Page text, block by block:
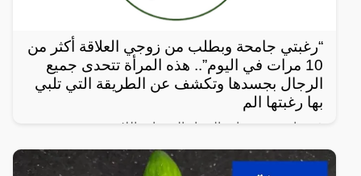
“رغبتي جامحة وبطلب من زوجي العلاقة أكثر من
10 مرات في اليوم”.. هذه المرأة تتحدى جميع
الرجال بجسدها وتكشف عن الطريقة التي تلبي
بها رغبتها الم
في واحدة من نوادر النساء العربيات اللاتي يعشن شهوة
مفرطة في الرغبة بالعلاقة الجنسية، سواءً ضمن علاقة
زوجية مشروعة أو علاقة محرمة مع الرجال، ففي هذا